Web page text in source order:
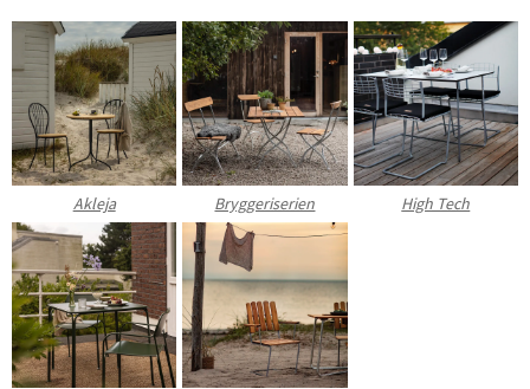
Akleja Bryggeriserien High Tech